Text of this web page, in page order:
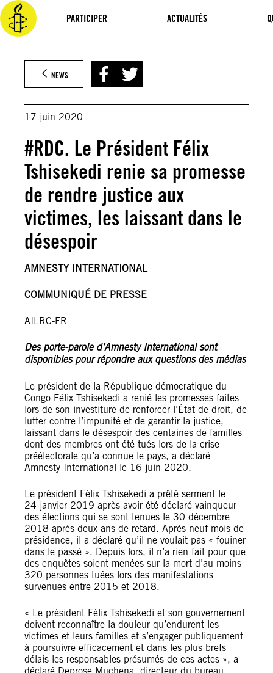
PARTICIPER ACTUALITÉS
Aller
au
contenu
NEWS
17 juin 2020
#RDC. Le Président Félix
Tshisekedi renie sa promesse
de rendre justice aux
victimes, les laissant dans le
désespoir
AMNESTY INTERNATIONAL
COMMUNIQUÉ DE PRESSE
AILRC-FR
Des porte-parole d’Amnesty International sont
disponibles pour répondre aux questions des médias
Le président de la République démocratique du
Congo Félix Tshisekedi a renié les promesses faites
lors de son investiture de renforcer l’État de droit, de
lutter contre l’impunité et de garantir la justice,
laissant dans le désespoir des centaines de familles
dont des membres ont été tués lors de la crise
préélectorale qu’a connue le pays, a déclaré
Amnesty International le 16 juin 2020.
Le président Félix Tshisekedi a prêté serment le
24 janvier 2019 après avoir été déclaré vainqueur
des élections qui se sont tenues le 30 décembre
2018 après deux ans de retard. Après neuf mois de
présidence, il a déclaré qu’il ne voulait pas « fouiner
dans le passé ». Depuis lors, il n’a rien fait pour que
des enquêtes soient menées sur la mort d’au moins
320 personnes tuées lors des manifestations
survenues entre 2015 et 2018.
« Le président Félix Tshisekedi et son gouvernement
doivent reconnaître la douleur qu’endurent les
victimes et leurs familles et s’engager publiquement
à poursuivre efficacement et dans les plus brefs
délais les responsables présumés de ces actes », a